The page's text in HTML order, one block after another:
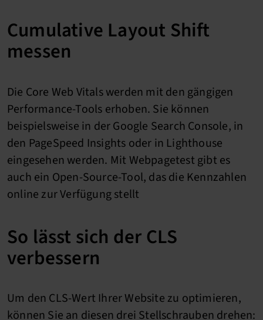
Cumulative Layout Shift
messen
Die Core Web Vitals werden mit den gängigen
Performance-Tools erhoben. Sie können
beispielsweise in der Google Search Console, in
den PageSpeed Insights oder in Lighthouse
eingesehen werden. Mit Webpagetest gibt es
auch ein Open-Source-Tool, das die Kennzahlen
online zur Verfügung stellt
So lässt sich der CLS
verbessern
Um den CLS-Wert Ihrer Website zu optimieren,
können Sie an diesen drei Stellschrauben drehen: